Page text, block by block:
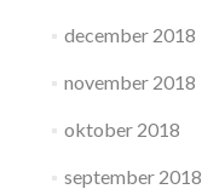
december 2018
november 2018
oktober 2018
september 2018